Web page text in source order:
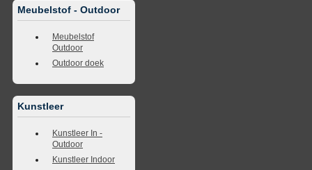
Meubelstof - Outdoor
Meubelstof
Outdoor
Outdoor doek
Kunstleer
Kunstleer In -
Outdoor
Kunstleer Indoor